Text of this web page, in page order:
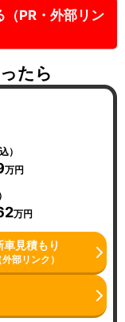
（PR・外部リン
たら
）
万円
万円
車見積もり
外部リンク）